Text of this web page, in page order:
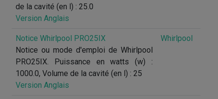
de la cavité (en l) : 25.0
Version Anglais
Notice Whirlpool PRO25IX
Notice ou mode d'emploi de Whirlpool
PRO25IX. Puissance en watts (w) :
1000.0, Volume de la cavité (en l) : 25
Version Anglais
Whirlpool